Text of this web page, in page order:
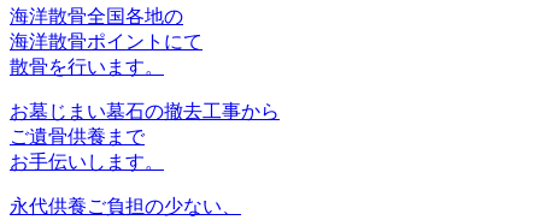
海洋散骨全国各地の
海洋散骨ポイントにて
散骨を行います。
お墓じまい墓石の撤去工事から
ご遺骨供養まで
お手伝いします。
永代供養ご負担の少ない、